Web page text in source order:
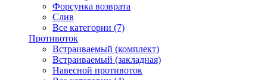
Форсунка возврата
Слив
Все категории (7)
Противоток
Встраиваемый (комплект)
Встраиваемый (закладная)
Навесной противоток